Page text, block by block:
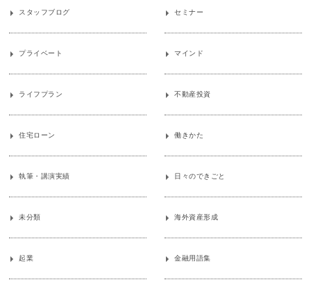
スタッフブログ セミナー
プライベート マインド
ライフプラン 不動産投資
住宅ローン 働きかた
執筆・講演実績 日々のできごと
未分類 海外資産形成
起業 金融用語集